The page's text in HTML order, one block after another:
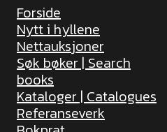
Forside
Nytt i hyllene
Nettauksjoner
Søk bøker | Search
books
Kataloger | Catalogues
Referanseverk